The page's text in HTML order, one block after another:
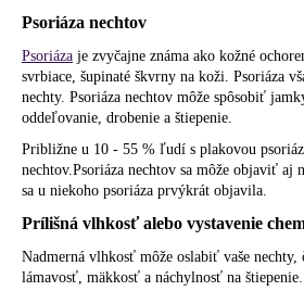
Psoriáza nechtov
Psoriáza je zvyčajne známa ako kožné
svrbiace, šupinaté škvrny na koži. Psoriáza
nechty. Psoriáza nechtov môže spôsobiť
oddeľovanie, drobenie a štiepenie.
Približne u 10 - 55 % ľudí s plakovou
nechtov.Psoriáza nechtov sa môže objaviť
sa u niekoho psoriáza prvýkrát objavila.
Prílišná vlhkosť alebo vystavenie
Nadmerná vlhkosť môže oslabiť vaše nechty,
lámavosť, mäkkosť a náchylnosť na